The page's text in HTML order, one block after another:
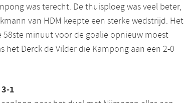
was terecht. De thuisploeg was veel beter,
van HDM keepte een sterke wedstrijd. Het
58ste minuut voor de goalie opnieuw moest
het Derck de Vilder die Kampong aan een 2-0
1